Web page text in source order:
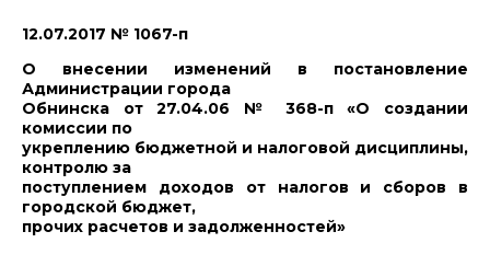
12.07.2017 № 1067-п
О внесении изменений в постановление
Администрации города
Обнинска от 27.04.06 № 368-п «О создании
комиссии по
укреплению бюджетной и налоговой дисциплины,
контролю за
поступлением доходов от налогов и сборов в
городской бюджет,
прочих расчетов и задолженностей»